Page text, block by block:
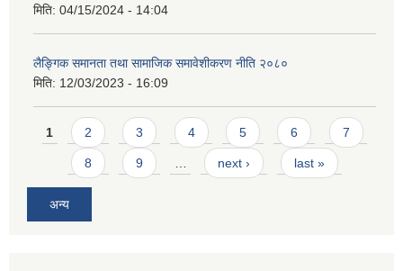
मिति: 04/15/2024 - 14:04
लैङ्गिक समानता तथा सामाजिक समावेशीकरण नीति २०८०
मिति: 12/03/2023 - 16:09
Pages
1 2 3 4 5 6 7
8 9 next › last »
अन्य